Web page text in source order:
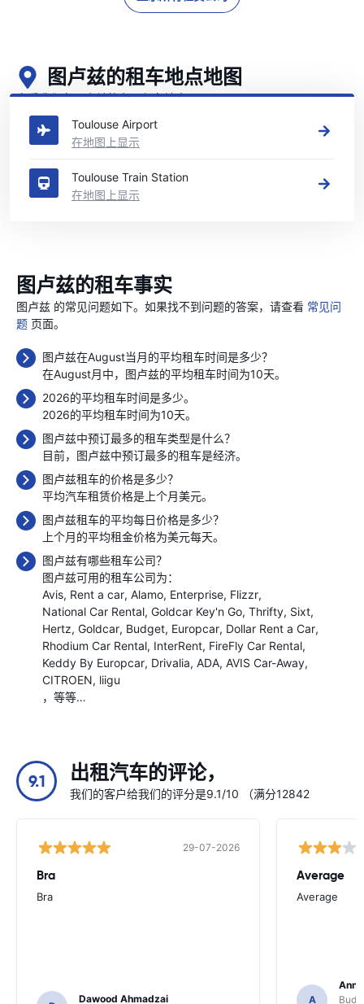
图卢兹的租车地点地图
查看我们在图卢兹的主要租车地点
Toulouse Airport
在地图上显示
Toulouse Train Station
在地图上显示
图卢兹的租车事实
图卢兹 的常见问题如下。如果找不到问题的答案，请查看 常见问
题 页面。
图卢兹在August当月的平均租车时间是多少？
在August月中，图卢兹的平均租车时间为10天。
2026的平均租车时间是多少。
2026的平均租车时间为10天。
图卢兹中预订最多的租车类型是什么？
目前，图卢兹中预订最多的租车是经济。
图卢兹租车的价格是多少？
平均汽车租赁价格是上个月美元。
图卢兹租车的平均每日价格是多少？
上个月的平均租金价格为美元每天。
图卢兹有哪些租车公司？
图卢兹可用的租车公司为：
Avis Rent a car Alamo Enterprise Flizzr
National Car Rental Goldcar Key'n Go Thrifty Sixt
Hertz Goldcar Budget Europcar Dollar Rent a Car
Rhodium Car Rental InterRent FireFly Car Rental
Keddy By Europcar Drivalia ADA AVIS Car-Away
CITROEN liigu
，等等…
9.1 出租汽车的评论，
我们的客户给我们的评分是9.1/10 （满分12842
29-07-2026
Bra
Bra
Dawood Ahmadzai
Average
Average
A